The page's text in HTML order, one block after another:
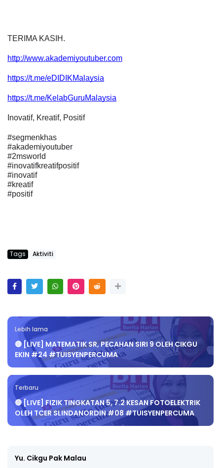
TERIMA KASIH.
http://www.akademiyoutuber.com
https://t.me/eDIDIKMalaysia
https://t.me/KelabGuruMalaysia
Inovatif, Kreatif, Positif
#segmenkhas
#akademiyoutuber
#2msworld
#inovatifkreatifpositif
#inovatif
#kreatif
#positif
Tags Aktiviti
Lebih lama
🔴 [LIVE] MATEMATIK SR, PECAHAN SIRI 9 OLEH CIKGU
EKIN #24 #TUISYENPERCUMA
Terbaru
🔴 [LIVE] FIZIK TINGKATAN 5, 7.2 KESAN FOTOELEKTRIK
OLEH TCER SLINDANORDIN #08 #TUISYENPERCUMA
Yu. Cikgu Pak Malau